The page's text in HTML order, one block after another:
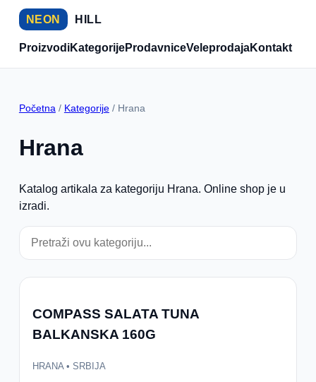
NEON HILL
ProizvodiKategorijeProdavniceVeleprodajaKontakt
Početna / Kategorije/ Hrana
Hrana
Katalog artikala za kategoriju Hrana. Online shop je u
izradi.
COMPASS SALATA TUNA
BALKANSKA 160G
HRANA • SRBIJA